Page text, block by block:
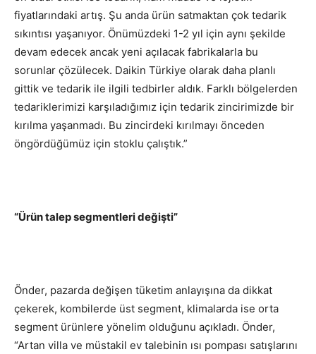
fiyatlarındaki artış. Şu anda ürün satmaktan çok tedarik
sıkıntısı yaşanıyor. Önümüzdeki 1-2 yıl için aynı şekilde
devam edecek ancak yeni açılacak fabrikalarla bu
sorunlar çözülecek. Daikin Türkiye olarak daha planlı
gittik ve tedarik ile ilgili tedbirler aldık. Farklı bölgelerden
tedariklerimizi karşıladığımız için tedarik zincirimizde bir
kırılma yaşanmadı. Bu zincirdeki kırılmayı önceden
öngördüğümüz için stoklu çalıştık.”
“Ürün talep segmentleri değişti”
Önder, pazarda değişen tüketim anlayışına da dikkat
çekerek, kombilerde üst segment, klimalarda ise orta
segment ürünlere yönelim olduğunu açıkladı. Önder,
“Artan villa ve müstakil ev talebinin ısı pompası satışlarını